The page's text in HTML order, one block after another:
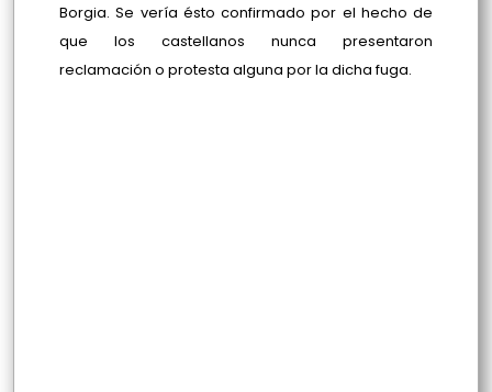
Borgia. Se vería ésto confirmado por el hecho de
que los castellanos nunca presentaron
reclamación o protesta alguna por la dicha fuga.